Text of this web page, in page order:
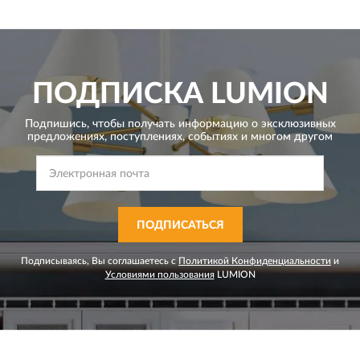
ПОДПИСКАLUMION
Подпишись, чтобы получать информацию о эксклюзивных
предложениях,поступлениях, событиях и многом другом
ПОДПИСАТЬСЯ
Подписываясь, Вы соглашаетесь с Политикой Конфиденциальности и
Условиями пользованияLUMION